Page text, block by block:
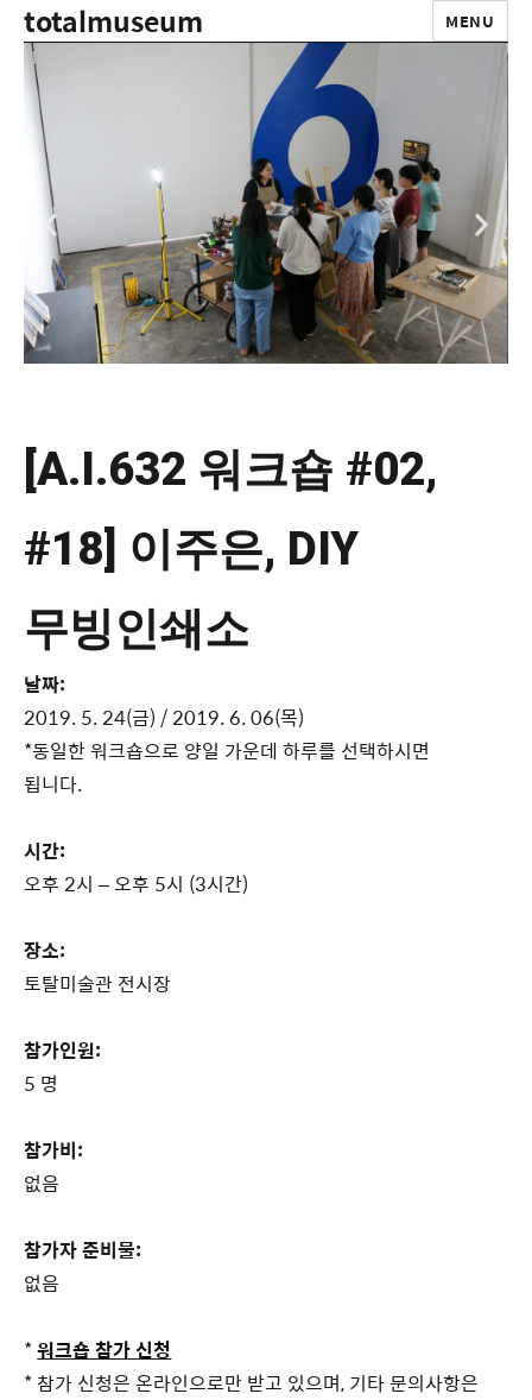
totalmuseum MENU
[A.I.632 워크숍 #02,
#18] 이주은, DIY
무빙인쇄소
날짜:
2019. 5. 24(금) / 2019. 6. 06(목)
*동일한 워크숍으로 양일 가운데 하루를 선택하시면
됩니다.
시간:
오후 2시 – 오후 5시 (3시간)
장소:
토탈미술관 전시장
참가인원:
5 명
참가비:
없음
참가자 준비물:
없음
*워크숍 참가 신청
* 참가 신청은 온라인으로만 받고 있으며, 기타 문의사항은